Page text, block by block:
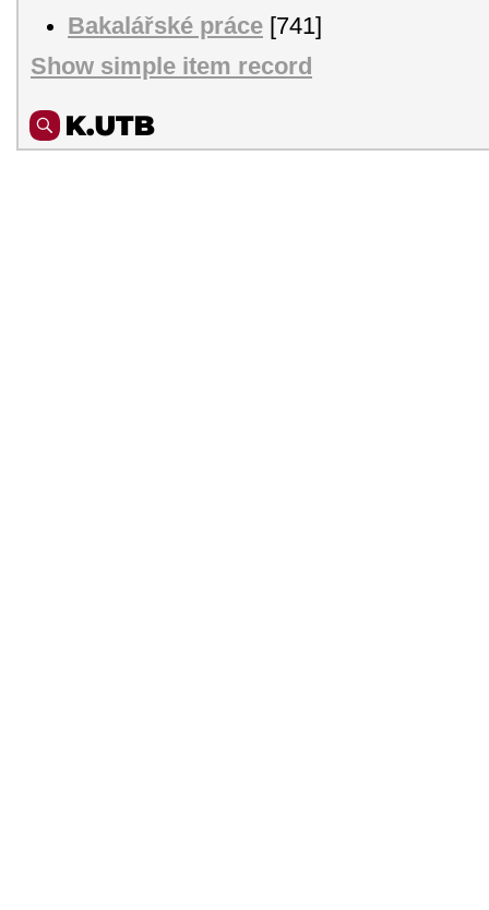
Bakalářské práce [741]
Show simple item record